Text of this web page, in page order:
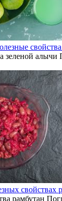
зеленой
свойствах
рамбутан